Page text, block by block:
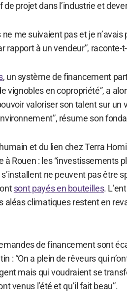
de projet dans l’industrie et
ne me suivaient pas et je
rapport à un vendeur”, raconte-
, un système de financement
vignobles en copropriété”, a
valoriser son talent sur un
résume son
et du lien chez Terra
à Rouen : les “investissements
ne peuvent pas être
sont payés en bouteilles.
aléas climatiques restent en
de financement sont
: “On a plein de rêveurs qui
mais qui voudraient se
venus l’été et qu’il fait beau”.